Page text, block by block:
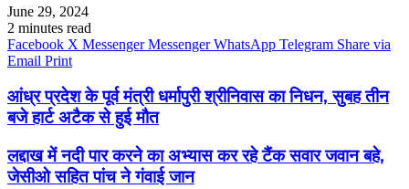
June 29, 2024
2 minutes read
Facebook X Messenger Messenger WhatsApp Telegram Share via
Email Print
आंध्र प्रदेश के पूर्व मंत्री धर्मापुरी श्रीनिवास का निधन, सुबह तीन
बजे हार्ट अटैक से हुई मौत
लद्दाख में नदी पार करने का अभ्यास कर रहे टैंक सवार जवान बहे,
जेसीओ सहित पांच ने गंवाई जान